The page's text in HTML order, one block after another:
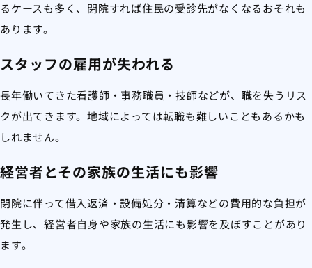
るケースも多く、閉院すれば住民の受診先がなくなるおそれも
あります。
スタッフの雇用が失われる
長年働いてきた看護師・事務職員・技師などが、職を失うリス
クが出てきます。地域によっては転職も難しいこともあるかも
しれません。
経営者とその家族の生活にも影響
閉院に伴って借入返済・設備処分・清算などの費用的な負担が
発生し、経営者自身や家族の生活にも影響を及ぼすことがあり
ます。